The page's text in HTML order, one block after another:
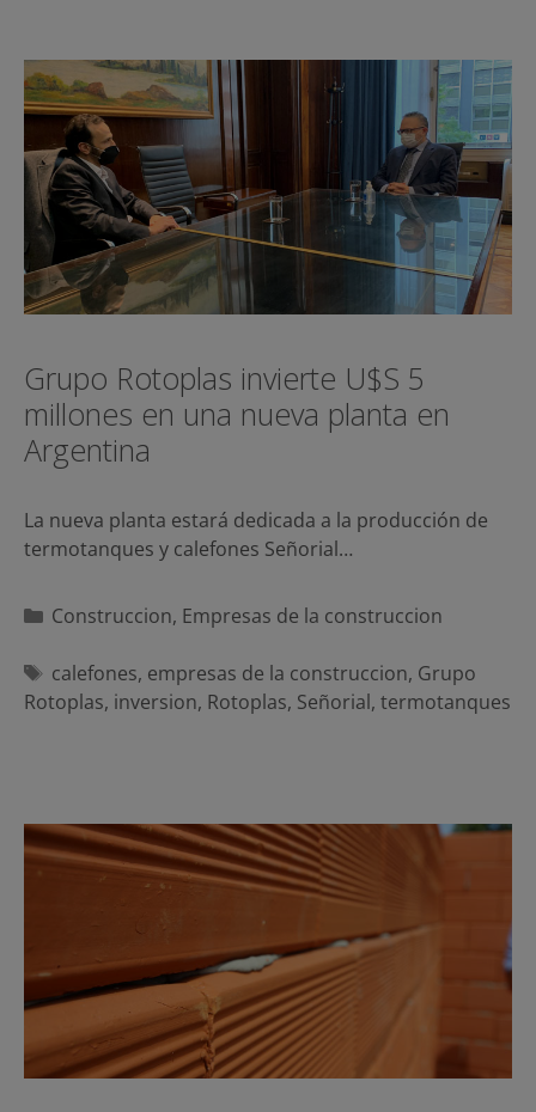
Grupo Rotoplas invierte U$S 5
millones en una nueva planta en
Argentina
La nueva planta estará dedicada a la producción de
termotanques y calefones Señorial…
Categorías
Construccion, Empresas de la construccion
Etiquetas
calefones, empresas de la construccion, Grupo
Rotoplas, inversion, Rotoplas, Señorial, termotanques